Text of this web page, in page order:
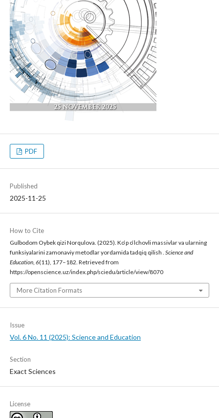
PDF
Published
2025-11-25
How to Cite
Gulbodom Oybek qizi Norqulova. (2025). Ko‘p o‘lchovli massivlar va ularning
funksiyalarini zamonaviy metodlar yordamida tadqiq qilish . Science and
Education, 6(11), 177–182. Retrieved from
https://openscience.uz/index.php/sciedu/article/view/8070
More Citation Formats
Issue
Vol. 6 No. 11 (2025): Science and Education
Section
Exact Sciences
License